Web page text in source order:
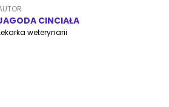
CINCIAŁA
weterynarii